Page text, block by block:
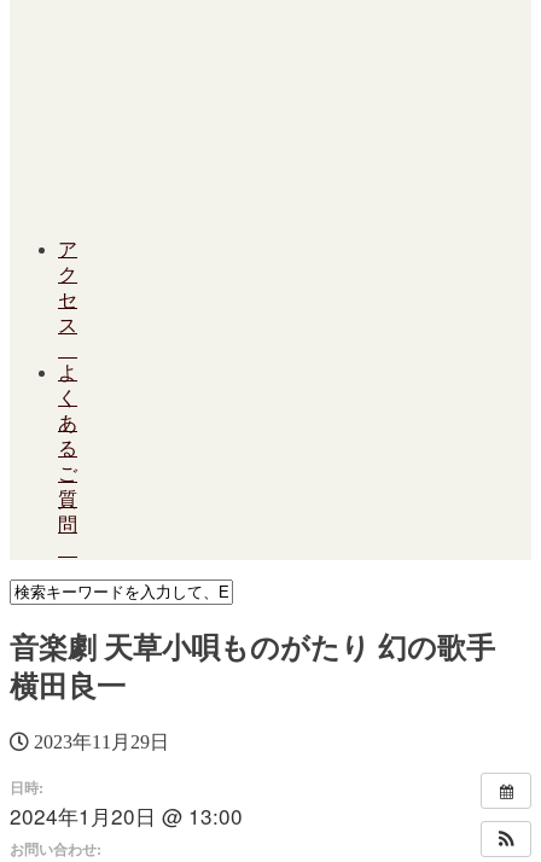
ア
ク
セ
ス
よ
く
あ
る
ご
質
問
音楽劇 天草小唄ものがたり 幻の歌手
横田良一
2023年11月29日
日時:
2024年1月20日 @ 13:00
お問い合わせ: